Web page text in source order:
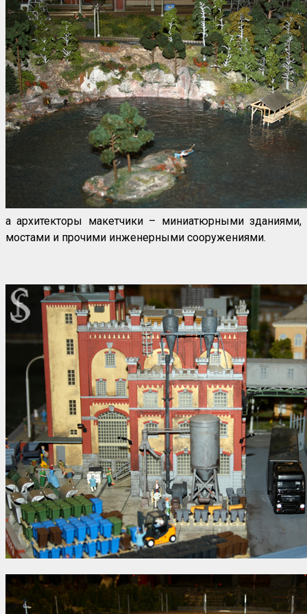
а архитекторы макетчики – миниатюрными зданиями,
мостами и прочими инженерными сооружениями.